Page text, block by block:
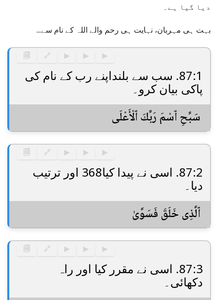
دیا گیا ہے۔
بہت ہی مہربان، نہایت ہی رحم والے اللہ کے نام سے...
▶
▶
▶
🔗
🗐
87:1. سب سے بلنداپنے رب کے نام کی
پاکی بیان کرو۔
سَبِّحِ ٱسْمَ رَبِّكَ ٱلْأَعْلَى
▶
▶
▶
🔗
🗐
87:2. اسی نے پیدا کیا368 اور ترتیب
دیا۔
ٱلَّذِى خَلَقَ فَسَوَّىٰ
▶
▶
▶
🔗
🗐
87:3. اسی نے مقرر کیا اور راہ
دکھائی۔